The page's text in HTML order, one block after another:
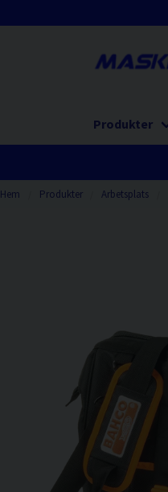
Produkter
Hem Produkter Arbetsplats